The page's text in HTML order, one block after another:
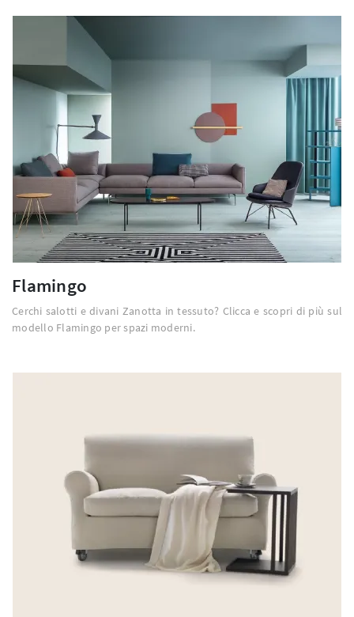
Flamingo
Cerchi salotti e divani Zanotta in tessuto? Clicca e scopri di più sul
modello Flamingo per spazi moderni.